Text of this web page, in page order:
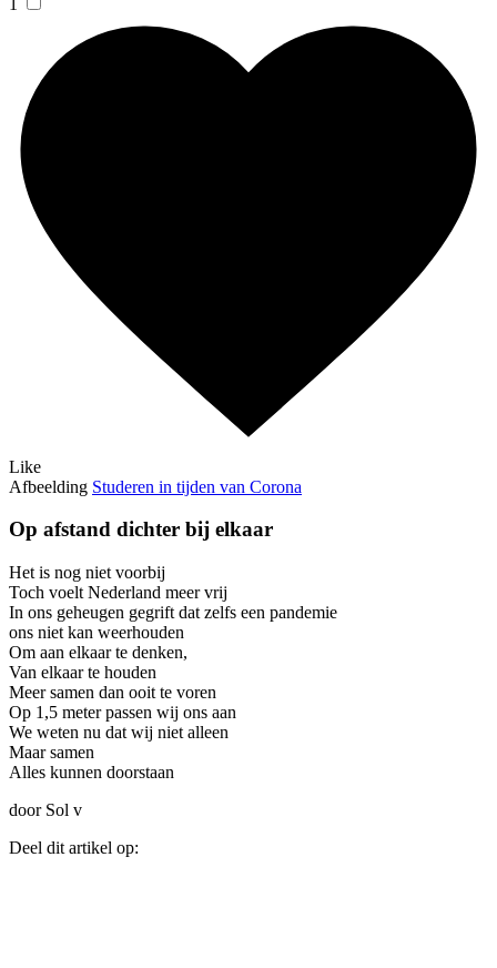
Like
Afbeelding Studeren in tijden van Corona
Op afstand dichter bij elkaar
Het is nog niet voorbij
Toch voelt Nederland meer vrij
In ons geheugen gegrift dat zelfs een pandemie
ons niet kan weerhouden
Om aan elkaar te denken,
Van elkaar te houden
Meer samen dan ooit te voren
Op 1,5 meter passen wij ons aan
We weten nu dat wij niet alleen
Maar samen
Alles kunnen doorstaan
door Sol v
Deel dit artikel op: